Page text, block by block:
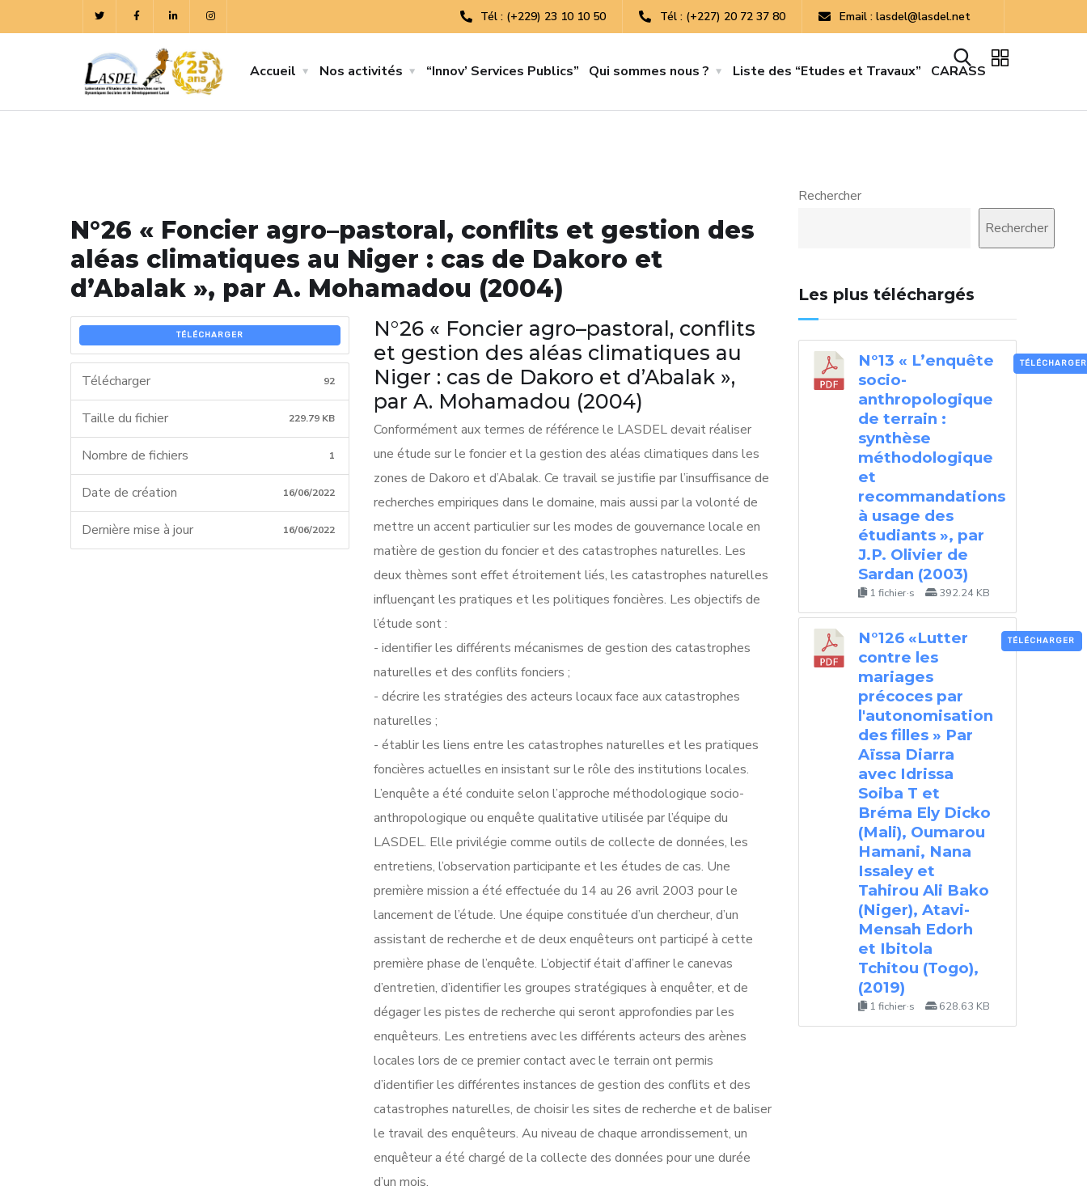
Tél : (+229) 23 10 10 50 Tél : (+227) 20 72 37 80 Email : lasdel@lasdel.net
Accueil Nos activités “Innov’ Services Publics” Qui sommes nous ? Liste des “Etudes et Travaux” CARASS
N°26 « Foncier agro–pastoral, conflits et gestion des
aléas climatiques au Niger : cas de Dakoro et
d’Abalak », par A. Mohamadou (2004)
TÉLÉCHARGER
Télécharger 92
Taille du fichier 229.79 KB
Nombre de fichiers 1
Date de création 16/06/2022
Dernière mise à jour 16/06/2022
N°26 « Foncier agro–pastoral, conflits
et gestion des aléas climatiques au
Niger : cas de Dakoro et d’Abalak »,
par A. Mohamadou (2004)
Conformément aux termes de référence le LASDEL devait réaliser
une étude sur le foncier et la gestion des aléas climatiques dans les
zones de Dakoro et d’Abalak. Ce travail se justifie par l’insuffisance de
recherches empiriques dans le domaine, mais aussi par la volonté de
mettre un accent particulier sur les modes de gouvernance locale en
matière de gestion du foncier et des catastrophes naturelles. Les
deux thèmes sont effet étroitement liés, les catastrophes naturelles
influençant les pratiques et les politiques foncières. Les objectifs de
l’étude sont :
- identifier les différents mécanismes de gestion des catastrophes
naturelles et des conflits fonciers ;
- décrire les stratégies des acteurs locaux face aux catastrophes
naturelles ;
- établir les liens entre les catastrophes naturelles et les pratiques
foncières actuelles en insistant sur le rôle des institutions locales.
L’enquête a été conduite selon l’approche méthodologique socio-
anthropologique ou enquête qualitative utilisée par l’équipe du
LASDEL. Elle privilégie comme outils de collecte de données, les
entretiens, l’observation participante et les études de cas. Une
première mission a été effectuée du 14 au 26 avril 2003 pour le
lancement de l’étude. Une équipe constituée d’un chercheur, d’un
assistant de recherche et de deux enquêteurs ont participé à cette
première phase de l’enquête. L’objectif était d’affiner le canevas
d’entretien, d’identifier les groupes stratégiques à enquêter, et de
dégager les pistes de recherche qui seront approfondies par les
enquêteurs. Les entretiens avec les différents acteurs des arènes
locales lors de ce premier contact avec le terrain ont permis
d’identifier les différentes instances de gestion des conflits et des
catastrophes naturelles, de choisir les sites de recherche et de baliser
le travail des enquêteurs. Au niveau de chaque arrondissement, un
enquêteur a été chargé de la collecte des données pour une durée
d’un mois.
Rechercher
Rechercher
Les plus téléchargés
N°13 « L’enquête
socio-
anthropologique
de terrain :
synthèse
méthodologique
et
recommandations
à usage des
étudiants », par
J.P. Olivier de
Sardan (2003)
1 fichier·s 392.24 KB
TÉLÉCHARGER
N°126 «Lutter
contre les
mariages
précoces par
l'autonomisation
des filles » Par
Aïssa Diarra
avec Idrissa
Soiba T et
Bréma Ely Dicko
(Mali), Oumarou
Hamani, Nana
Issaley et
Tahirou Ali Bako
(Niger), Atavi-
Mensah Edorh
et Ibitola
Tchitou (Togo),
(2019)
1 fichier·s 628.63 KB
TÉLÉCHARGER